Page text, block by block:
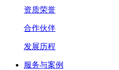
资质荣誉
合作伙伴
发展历程
服务与案例